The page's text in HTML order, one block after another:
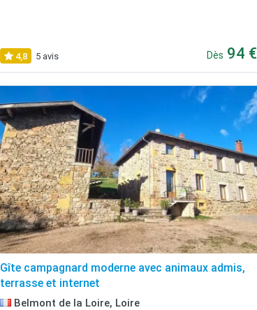
4,8 5 avis Dès 94 €
Gîte campagnard moderne avec animaux admis,
terrasse et internet
Belmont de la Loire, Loire